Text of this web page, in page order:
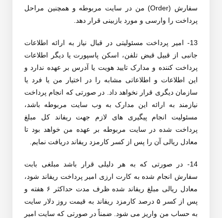
سفارش (Order) من در سایت مربوطه و همچنین مراحل
پرداخت را وارسی و مورد بازبینی قرار دهد.
13- امیر پرداخت مسئولیتی در قبال نیاز به ارائه اطلاعات
جانبی از قبیل قبض تلفن، اسکن پاسپورت یا دیگر اطلاعات
پرداخت کننده و مدارک تایید هویت یا آدرس بر عهده ندارد و
این اطلاعات و اطلاعاتی مشابه را در اختیار من یا فرد یا
سازمان دیگری قرار نخواهد داد. در صورتی که انجام پرداخت
نیازمند به ارائه این مدارک به وب سایت مربوطه باشد،
مسئولیت انجام پیگیری های لازم جهت ریفاند کل مبلغ
پرداخت شده در سایت مربوطه بر عهده من خواهد بود تا
معادل ریالی آن را پس از کسر کارمزد ریفاند دریافت نمایم.
14- در صورتی که به هر دلیلی قرار باشد مبلغی بابت
سفارش انجام شده به کارت ارزی امیر پرداخت ریفاند شود،
معادل ریالی مبلغ ریفاند شده ظرف مدت حداکثر ۶ هفته و
پس از کسر ۵ درصد کارمزد ریفاند به قیمت روز دلار سایت
به حساب من واریز می شود. ضمناً در صورتی که سایت امیر